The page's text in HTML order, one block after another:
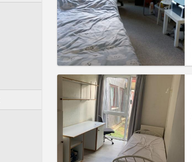
Infos Pratiques
Loyer:420 €
Charges:110 €
Durée:12 mois
Domiciliation:Non
Infos Pratiques
Loyer: 330 €
Charges:120 €
Durée:12 mois
Domiciliation:Non